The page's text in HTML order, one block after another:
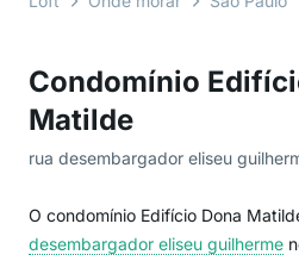
Condomínio
Matilde
rua desembargador eliseu
O condomínio Edifício Dona
desembargador eliseu guilherme